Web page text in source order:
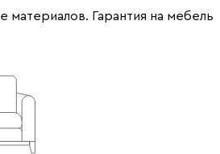
материалов. Гарантия на мебель